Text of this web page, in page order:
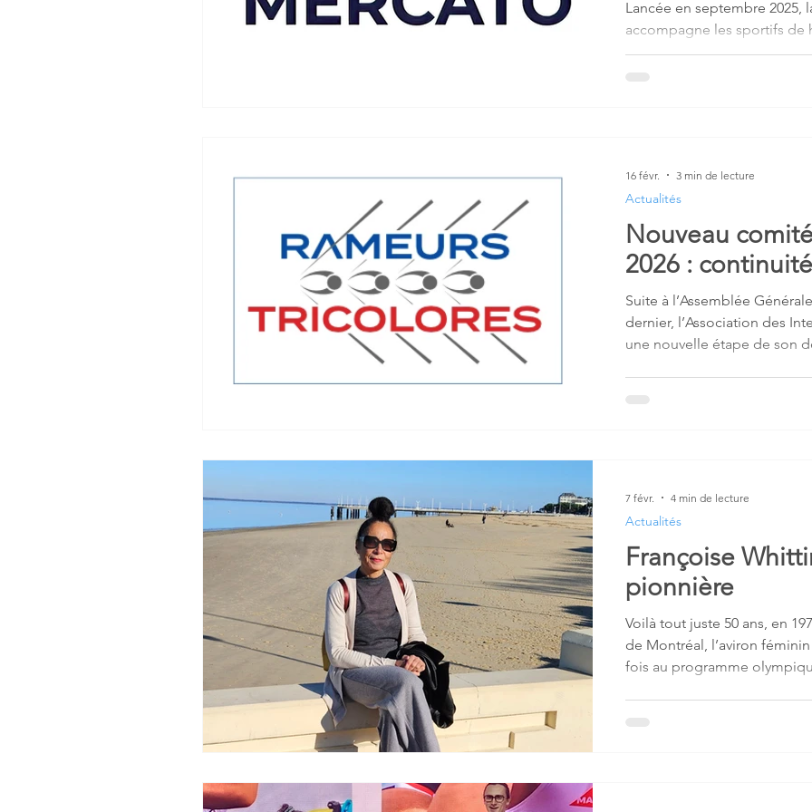
Lancée en septembre 2025,
accompagne les sportifs de
transition professionnelle.
du Mercato de l’Emploi afin
l’emploi.
Nouveau
2026 :
Suite à l’Assemblée
dernier, l’Association des
une nouvelle étape de son
active. Nous la remercions
Actualités
16 févr. 3 min de lecture
Françoise
pionnière
Voilà tout juste 50 ans, en
de Montréal, l’aviron
fois au programme
Actualités
7 févr. 4 min de lecture